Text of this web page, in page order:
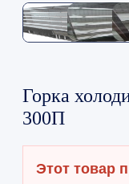
Горка
300П
Этот товар